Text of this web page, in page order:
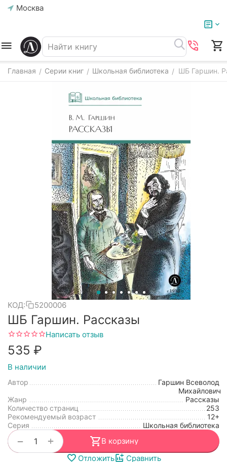
Москва
Главная / Серии книг / Школьная библиотека / ШБ Гаршин.
КОД: 5200006
ШБ Гаршин. Рассказы
Написать отзыв
‍535‍ ₽
В наличии
Автор
Гаршин Всеволод
Михайлович
Жанр
Рассказы
Количество страниц
253
Рекомендуемый возраст
12+
Серия
Школьная библиотека
+
−
В корзину
Отложить
Сравнить